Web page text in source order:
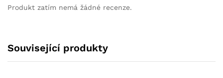
Produkt zatím nemá žádné recenze.
Související produkty